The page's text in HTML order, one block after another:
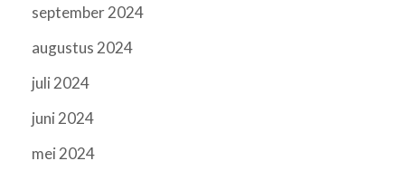
september 2024
augustus 2024
juli 2024
juni 2024
mei 2024